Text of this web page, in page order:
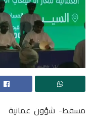
مسقط- شؤون عمانية